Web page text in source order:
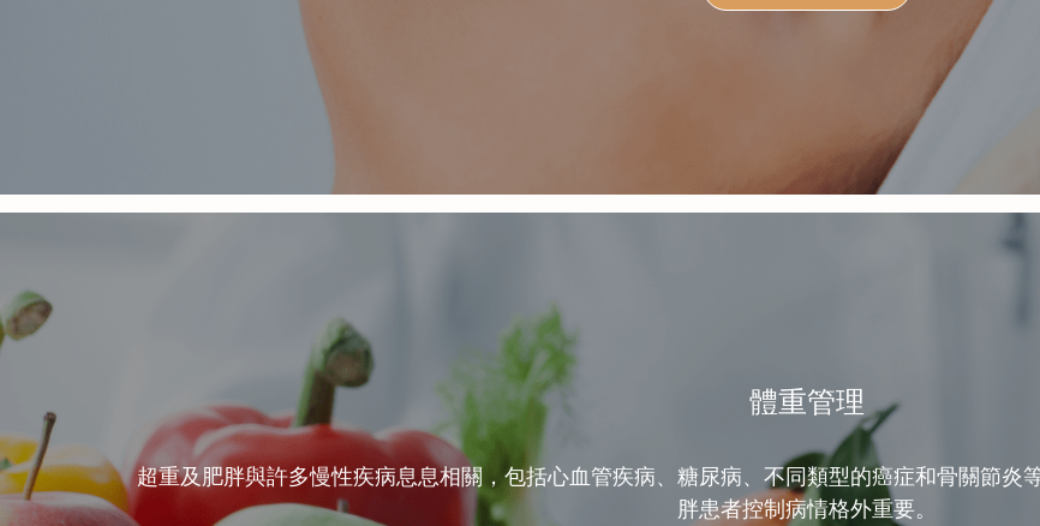
體重管理
超重及肥胖與許多慢性疾病息息相關，包括心血管疾病、糖尿病、不同類型的癌症和骨關節炎
胖患者控制病情格外重要。